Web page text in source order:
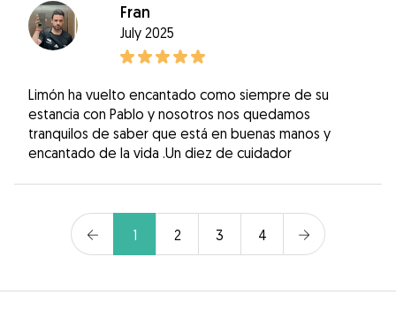
Fran
July 2025
Limón ha vuelto encantado como siempre de su
estancia con Pablo y nosotros nos quedamos
tranquilos de saber que está en buenas manos y
encantado de la vida .Un diez de cuidador
1 2 3 4